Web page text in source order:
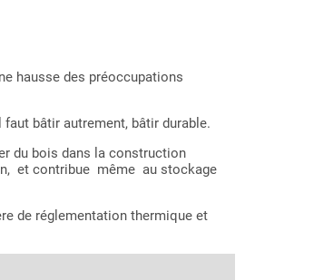
hausse des préoccupations
bâtir autrement, bâtir durable.
bois dans la construction
et contribue même au stockage
de réglementation thermique et